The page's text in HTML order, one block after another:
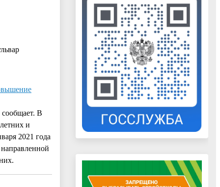
сообщает. В
и
2021 года